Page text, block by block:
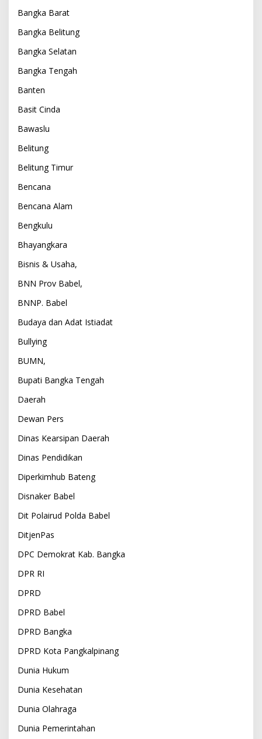
Bangka Barat
Bangka Belitung
Bangka Selatan
Bangka Tengah
Banten
Basit Cinda
Bawaslu
Belitung
Belitung Timur
Bencana
Bencana Alam
Bengkulu
Bhayangkara
Bisnis & Usaha,
BNN Prov Babel,
BNNP. Babel
Budaya dan Adat Istiadat
Bullying
BUMN,
Bupati Bangka Tengah
Daerah
Dewan Pers
Dinas Kearsipan Daerah
Dinas Pendidikan
Diperkimhub Bateng
Disnaker Babel
Dit Polairud Polda Babel
DitjenPas
DPC Demokrat Kab. Bangka
DPR RI
DPRD
DPRD Babel
DPRD Bangka
DPRD Kota Pangkalpinang
Dunia Hukum
Dunia Kesehatan
Dunia Olahraga
Dunia Pemerintahan